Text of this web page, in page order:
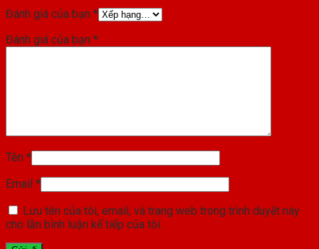
Đánh giá của bạn *
Đánh giá của bạn *
Tên *
Email *
Lưu tên của tôi, email, và trang web trong trình duyệt này
cho lần bình luận kế tiếp của tôi.